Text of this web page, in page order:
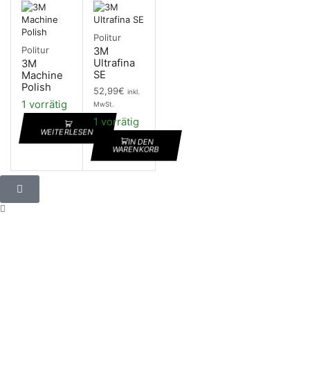
Politur
3M
Machine
Polish
1 vorrätig
WEITERLESEN
Politur
3M
Ultrafina
SE
52,99€ inkl.
MwSt.
1 vorrätig
IN DEN
WARENKORB